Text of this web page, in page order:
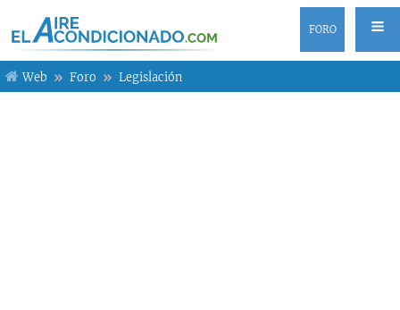
FORO
Web Foro Legislación